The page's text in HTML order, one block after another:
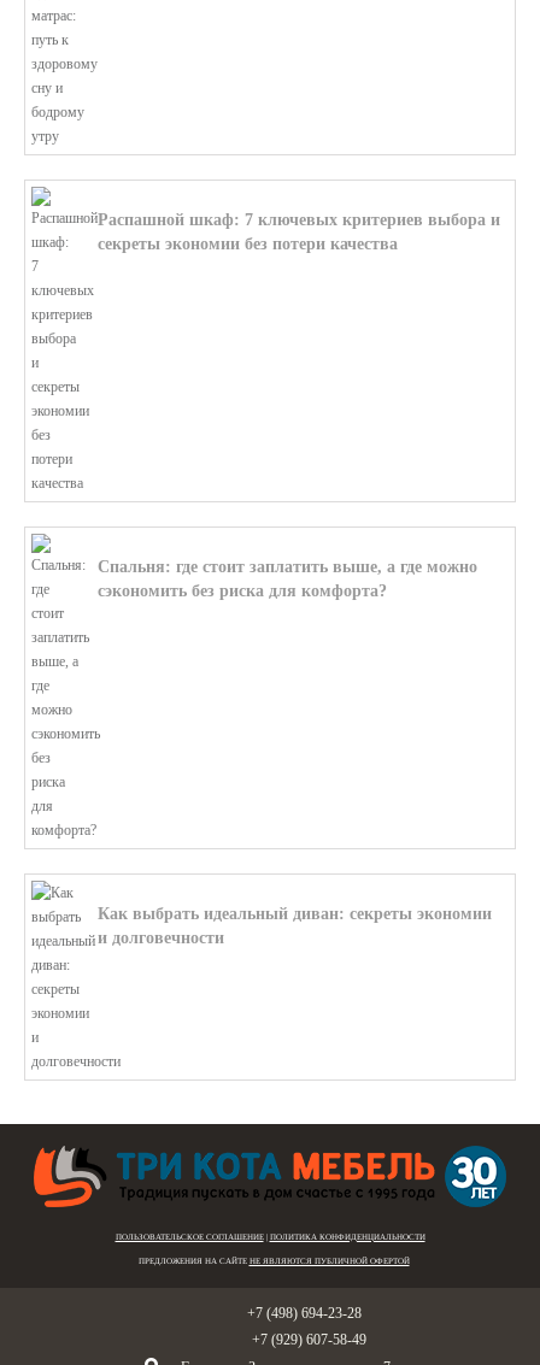
Распашной шкаф: 7 ключевых критериев выбора и
секреты экономии без потери качества
Спальня: где стоит заплатить выше, а где можно
сэкономить без риска для комфорта?
Как выбрать идеальный диван: секреты экономии
и долговечности
ПОЛЬЗОВАТЕЛЬСКОЕ СОГЛАШЕНИЕ| ПОЛИТИКА КОНФИДЕНЦИАЛЬНОСТИ
ПРЕДЛОЖЕНИЯ НА САЙТЕ НЕ ЯВЛЯЮТСЯ ПУБЛИЧНОЙ ОФЕРТОЙ
+7 (498) 694-23-28
+7 (929) 607-58-49